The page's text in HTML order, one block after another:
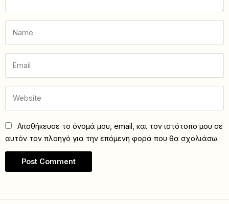
Αποθήκευσε το όνομά μου, email, και τον ιστότοπο μου σε
αυτόν τον πλοηγό για την επόμενη φορά που θα σχολιάσω.